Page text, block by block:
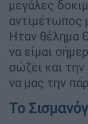
μεγάλες
αντιμέτωπος
Ηταν θέλημα
να είμαι
σώζει και
να μας την
Το